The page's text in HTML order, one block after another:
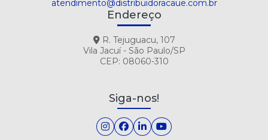
atendimento@distribuidoracaue.com.br
Endereço
R. Tejuguacu, 107
Vila Jacuí - São Paulo/SP
CEP: 08060-310
Siga-nos!